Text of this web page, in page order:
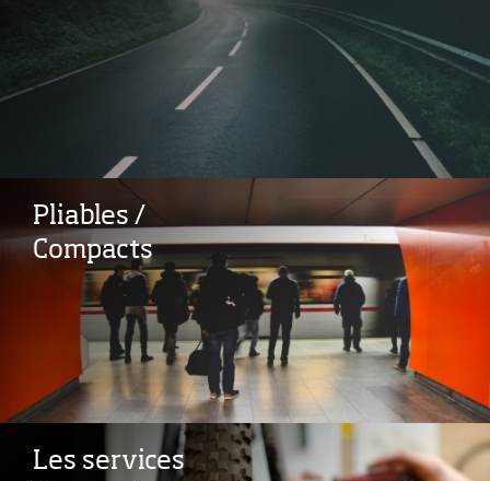
Pliables /
Compacts
Les services